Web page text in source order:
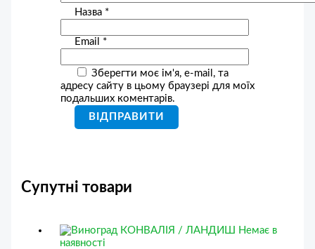
Назва *
Email *
Зберегти моє ім'я, e-mail, та
адресу сайту в цьому браузері для моїх
подальших коментарів.
Супутні товари
Немає в
наявності